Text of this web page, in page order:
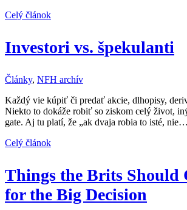
Celý článok
Investori vs. špekulanti
Články, NFH archív
Každý vie kúpiť či predať akcie, dlhopisy,
Niekto to dokáže robiť so ziskom celý život,
gate. Aj tu platí, že „ak dvaja robia to isté, nie…
Celý článok
Things the Brits Should
for the Big Decision